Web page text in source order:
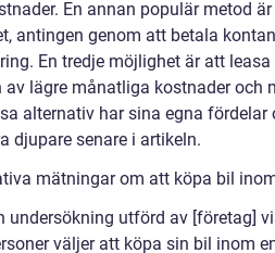
En annan populär metod
antingen genom att betala
En tredje möjlighet är att
av lägre månatliga kostnader och
alternativ har sina egna
djupare senare i artikeln.
mätningar om att köpa bil
undersökning utförd av [företag]
väljer att köpa sin bil inom